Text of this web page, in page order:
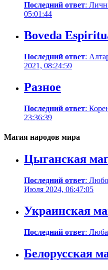
Последний ответ:
05:01:44
Boveda
Последний ответ:
2021, 08:24:59
Разное
Последний ответ:
23:36:39
Магия народов мира
Цыганская
Последний ответ:
Июля 2024, 06:47:05
Украинская
Последний ответ:
Белорусская